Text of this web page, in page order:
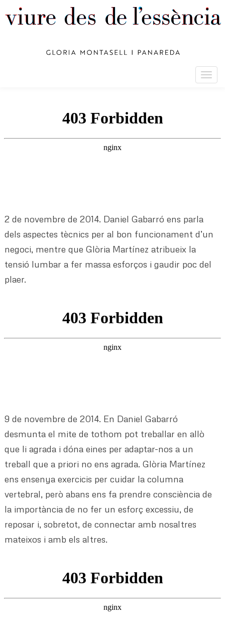
2 de novembre de 2014. Daniel Gabarró ens parla
dels aspectes tècnics per al bon funcionament d’un
negoci, mentre que Glòria Martínez atribueix la
tensió lumbar a fer massa esforços i gaudir poc del
plaer.
9 de novembre de 2014. En Daniel Gabarró
desmunta el mite de tothom pot treballar en allò
que li agrada i dóna eines per adaptar-nos a un
treball que a priori no ens agrada. Glòria Martínez
ens ensenya exercicis per cuidar la columna
vertebral, però abans ens fa prendre consciència de
la importància de no fer un esforç excessiu, de
reposar i, sobretot, de connectar amb nosaltres
mateixos i amb els altres.